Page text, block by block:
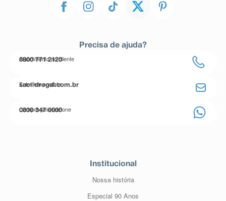
Precisa de ajuda?
Atendimento ao cliente
0800 771 2120
Entre em contato
sac@drogal.com.br
Compre pelo telefone
0800 347 0000
Institucional
Nossa história
Especial 90 Anos